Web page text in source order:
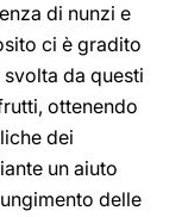
di nunzi e
ci è gradito
da questi
ottenendo
dei
un aiuto
delle